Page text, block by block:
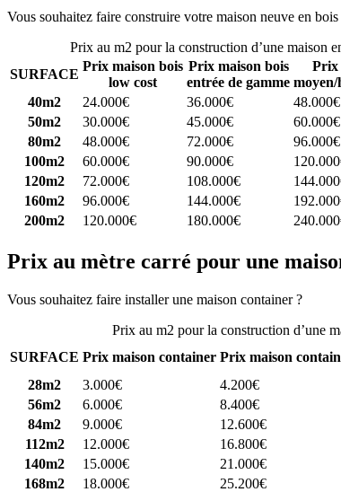
Vous souhaitez faire construire votre maison neuve en bois
Prix au m2 pour la construction d’une maison
SURFACE
Prix maison bois
low cost
Prix maison bois
entrée de gamme
Prix
moyen/
40m2
24.000€ 36.000€
48.000€
50m2
30.000€ 45.000€
60.000€
80m2
48.000€ 72.000€
96.000€
100m2
60.000€ 90.000€
120m2
72.000€ 108.000€
160m2
96.000€ 144.000€
200m2
120.000€ 180.000€
Prix au mètre carré pour une
Vous souhaitez faire installer une maison container ?
Prix au m2 pour la construction d’une
SURFACE Prix maison container Prix maison
28m2
3.000€ 4.200€
56m2
6.000€ 8.400€
84m2
9.000€ 12.600€
112m2
12.000€ 16.800€
140m2
15.000€ 21.000€
168m2
18.000€ 25.200€